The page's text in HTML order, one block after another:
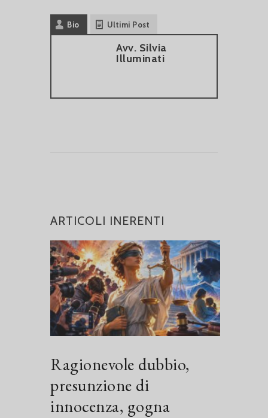
Bio Ultimi Post
Avv. Silvia
Illuminati
ARTICOLI INERENTI
Ragionevole dubbio,
presunzione di
innocenza, gogna